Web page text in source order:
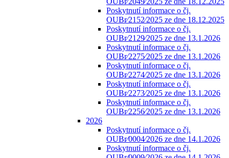
Poskytnutí informace o čj.
OUBr⁄2152⁄2025 ze dne 18.12.2025
Poskytnutí informace o čj.
OUBr⁄2129⁄2025 ze dne 13.1.2026
Poskytnutí informace o čj.
OUBr⁄2275⁄2025 ze dne 13.1.2026
Poskytnutí informace o čj.
OUBr⁄2274⁄2025 ze dne 13.1.2026
Poskytnutí informace o čj.
OUBr⁄2273⁄2025 ze dne 13.1.2026
Poskytnutí informace o čj.
OUBr⁄2256⁄2025 ze dne 13.1.2026
2026
Poskytnutí informace o čj.
OUBr⁄0004⁄2026 ze dne 14.1.2026
Poskytnutí informace o čj.